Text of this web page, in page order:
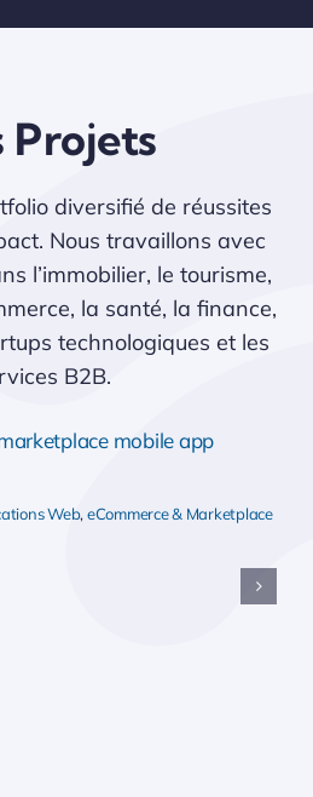
Projets
diversifié de réussites
Nous travaillons avec
l’immobilier, le tourisme,
la santé, la finance,
technologiques et les
B2B.
Web, eCommerce & Marketplace